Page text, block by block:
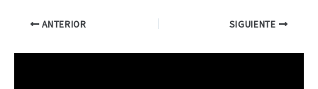
ANTERIOR SIGUIENTE